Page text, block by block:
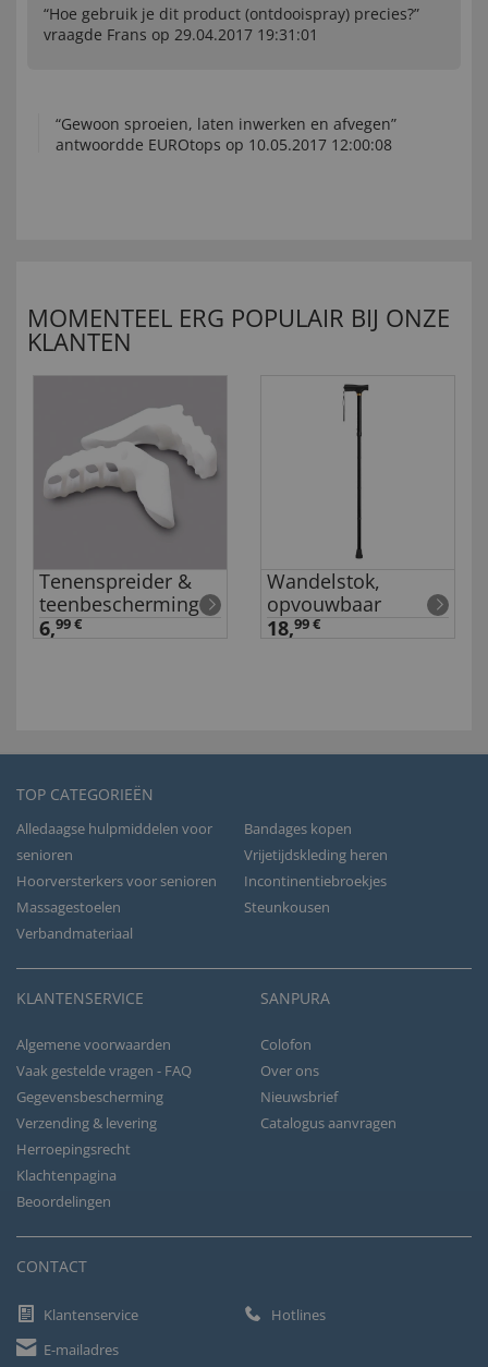
“Hoe gebruik je dit product (ontdooispray) precies?”
vraagde Frans op 29.04.2017 19:31:01
“Gewoon sproeien, laten inwerken en afvegen”
antwoordde EUROtops op 10.05.2017 12:00:08
MOMENTEEL ERG POPULAIR BIJ ONZE
KLANTEN
Tenenspreider &
teenbescherming
6,99 €
Wandelstok,
opvouwbaar
18,99 €
TOP CATEGORIEËN
Alledaagse hulpmiddelen voor
senioren
Bandages kopen
Vrijetijdskleding heren
Hoorversterkers voor senioren
Incontinentiebroekjes
Massagestoelen
Steunkousen
Verbandmateriaal
KLANTENSERVICE
Algemene voorwaarden
Vaak gestelde vragen - FAQ
Gegevensbescherming
Verzending & levering
Herroepingsrecht
Klachtenpagina
Beoordelingen
SANPURA
Colofon
Over ons
Nieuwsbrief
Catalogus aanvragen
CONTACT
Klantenservice
Hotlines
E-mailadres